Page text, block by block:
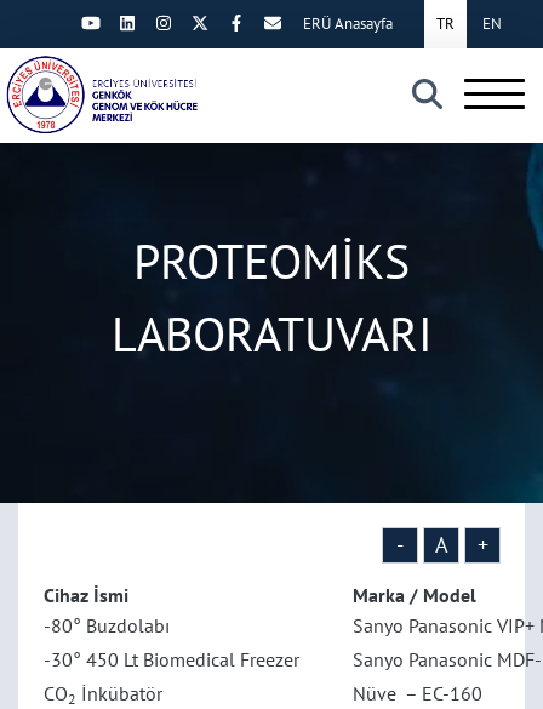
×
TR EN
ERÜ Anasayfa
PROTEOMİKS
LABORATUVARI
- A +
Cihaz İsmi
Marka / Model
-80° Buzdolabı
Sanyo Panasonic VIP+
-30° 450 Lt Biomedical Freezer
Sanyo Panasonic
CO2 İnkübatör
Nüve – EC-160